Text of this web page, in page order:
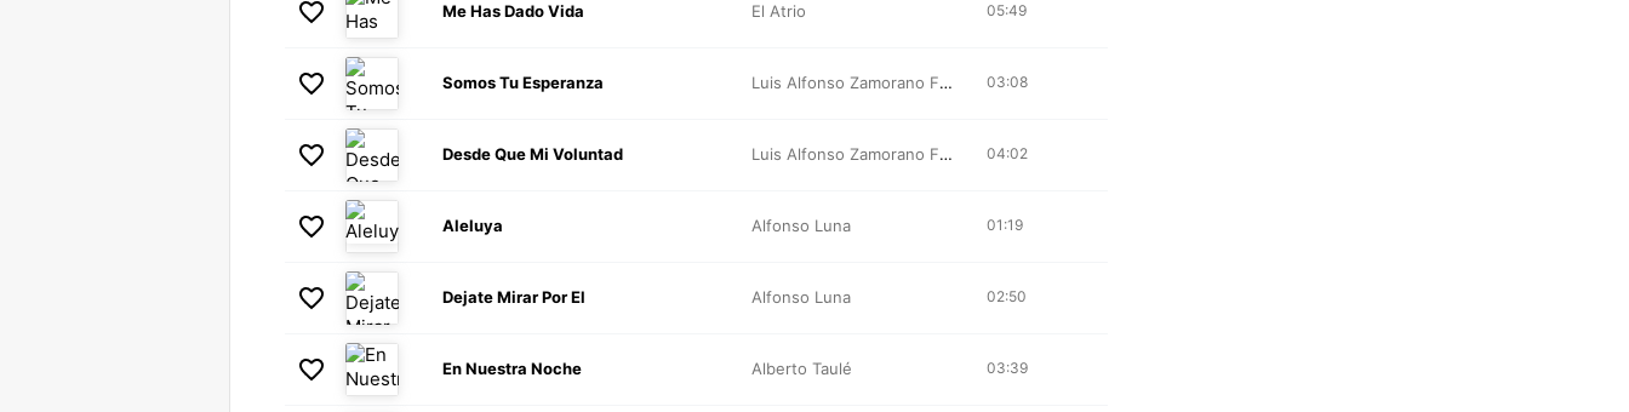
Me Has Dado Vida El Atrio 05:49
Somos Tu Esperanza Luis Alfonso Zamorano Fmvd 03:08
Desde Que Mi Voluntad Luis Alfonso Zamorano Fmvd 04:02
Aleluya Alfonso Luna 01:19
Dejate Mirar Por El Alfonso Luna 02:50
En Nuestra Noche Alberto Taulé 03:39